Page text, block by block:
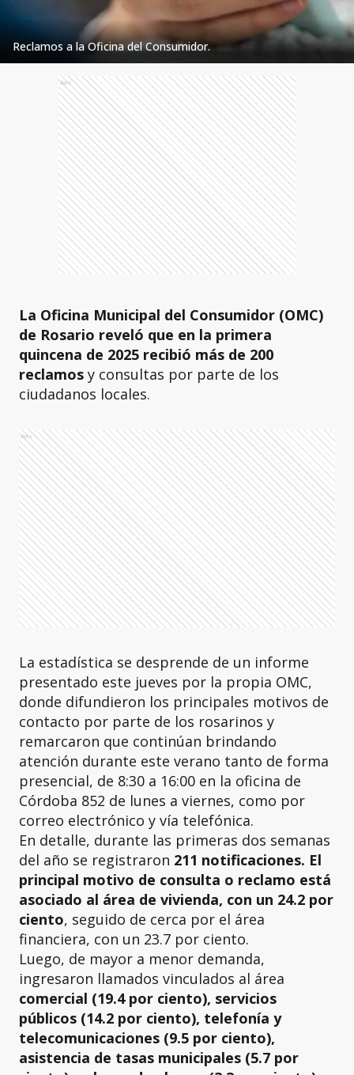
Reclamos a la Oficina del Consumidor.
Ads
La Oficina Municipal del Consumidor (OMC)
de Rosario reveló que en la primera
quincena de 2025 recibió más de 200
reclamos y consultas por parte de los
ciudadanos locales.
Ads
La estadística se desprende de un informe
presentado este jueves por la propia OMC,
donde difundieron los principales motivos de
contacto por parte de los rosarinos y
remarcaron que continúan brindando
atención durante este verano tanto de forma
presencial, de 8:30 a 16:00 en la oficina de
Córdoba 852 de lunes a viernes, como por
correo electrónico y vía telefónica.
En detalle, durante las primeras dos semanas
del año se registraron 211 notificaciones. El
principal motivo de consulta o reclamo está
asociado al área de vivienda, con un 24.2 por
ciento, seguido de cerca por el área
financiera, con un 23.7 por ciento.
Luego, de mayor a menor demanda,
ingresaron llamados vinculados al área
comercial (19.4 por ciento), servicios
públicos (14.2 por ciento), telefonía y
telecomunicaciones (9.5 por ciento),
asistencia de tasas municipales (5.7 por